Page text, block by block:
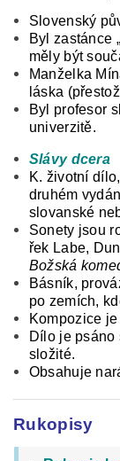
Slovenský
Byl zastánce
měly být
Manželka
láska
Byl profesor
univerzitě.
Slávy dcera
K. životní
druhém
slovanské
Sonety jsou
řek Labe,
Božská
Básník,
po zemích,
Kompozice
Dílo je psáno
složité.
Obsahuje
Rukopisy